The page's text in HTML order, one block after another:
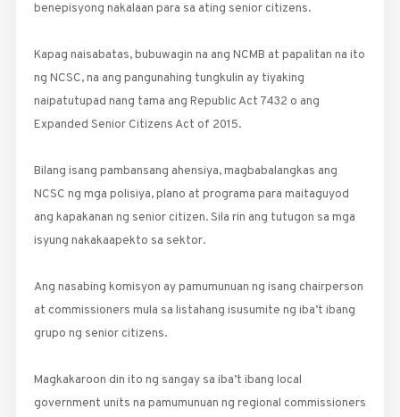
benepisyong nakalaan para sa ating senior citizens.
Kapag naisabatas, bubuwagin na ang NCMB at papalitan na ito
ng NCSC, na ang pangunahing tungkulin ay tiyaking
naipatutupad nang tama ang Republic Act 7432 o ang
Expanded Senior Citizens Act of 2015.
Bilang isang pambansang ahensiya, magbabalangkas ang
NCSC ng mga polisiya, plano at programa para maitaguyod
ang kapakanan ng senior citizen. Sila rin ang tutugon sa mga
isyung nakakaapekto sa sektor.
Ang nasabing komisyon ay pamumunuan ng isang chairperson
at commissioners mula sa listahang isusumite ng iba’t ibang
grupo ng senior citizens.
Magkakaroon din ito ng sangay sa iba’t ibang local
government units na pamumunuan ng regional commissioners